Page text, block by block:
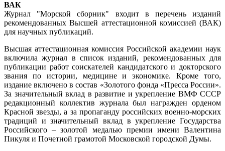
ВАК
Журнал "Морской сборник" входит в перечень изданий
рекомендованных Высшей аттестационной комиссией (ВАК)
для научных публикаций.
Высшая аттестационная комиссия Российской академии наук
включила журнал в список изданий, рекомендованных для
публикации работ соискателей кандидатского и докторского
звания по истории, медицине и экономике. Кроме того,
издание включено в состав «Золотого фонда «Пресса России».
За значительный вклад в развитие и укрепление ВМФ СССР
редакционный коллектив журнала был награжден орденом
Красной звезды, а за пропаганду российских военно-морских
традиций и значительный вклад в укрепление Государства
Российского – золотой медалью премии имени Валентина
Пикуля и Почетной грамотой Московской городской Думы.